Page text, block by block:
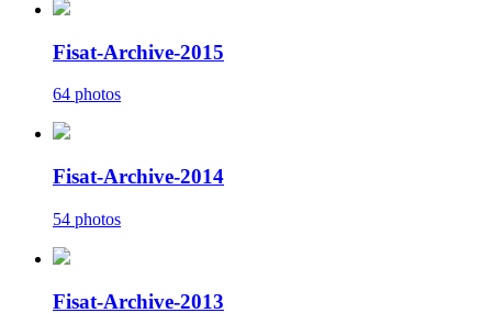
Fisat-Archive-2015
64 photos
Fisat-Archive-2014
54 photos
Fisat-Archive-2013